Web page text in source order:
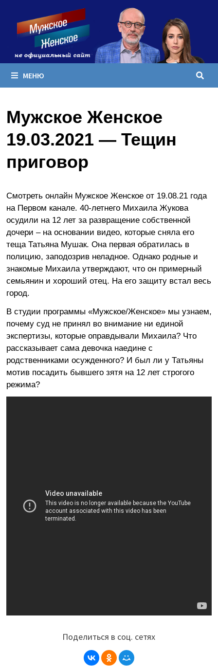
содержимому
МЕНЮ
Мужское Женское
19.03.2021 — Тещин
приговор
Смотреть онлайн Мужское Женское от 19.08.21 года
на Первом канале. 40-летнего Михаила Жукова
осудили на 12 лет за развращение собственной
дочери – на основании видео, которые сняла его
теща Татьяна Мушак. Она первая обратилась в
полицию, заподозрив неладное. Однако родные и
знакомые Михаила утверждают, что он примерный
семьянин и хороший отец. На его защиту встал весь
город.
В студии программы «Мужское/Женское» мы узнаем,
почему суд не принял во внимание ни единой
экспертизы, которые оправдывали Михаила? Что
рассказывает сама девочка наедине с
родственниками осужденного? И был ли у Татьяны
мотив посадить бывшего зятя на 12 лет строгого
режима?
Поделиться в соц. сетях